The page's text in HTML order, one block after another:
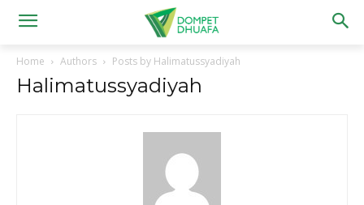
Home Authors Posts by Halimatussyadiyah
Halimatussyadiyah